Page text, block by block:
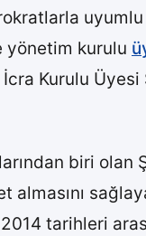
yönetim kurulu
Kurulu Üyesi
biri
almasını
tarihleri